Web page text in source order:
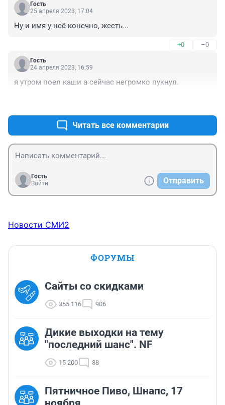
Гость
25 апреля 2023, 17:04
Ну и имя у неё конечно, жесть...
+0 –0
Гость
24 апреля 2023, 16:59
я утром поел каши а сейчас негромко пукнул.
Читать все комментарии
Гость
Войти
Отправить
Новости СМИ2
ФОРУМЫ
Сайты со скидками
355 116 906
Дикие выходки на тему
"последний шанс". NF
15 200 88
Пятничное Пиво, Шнапс, 17